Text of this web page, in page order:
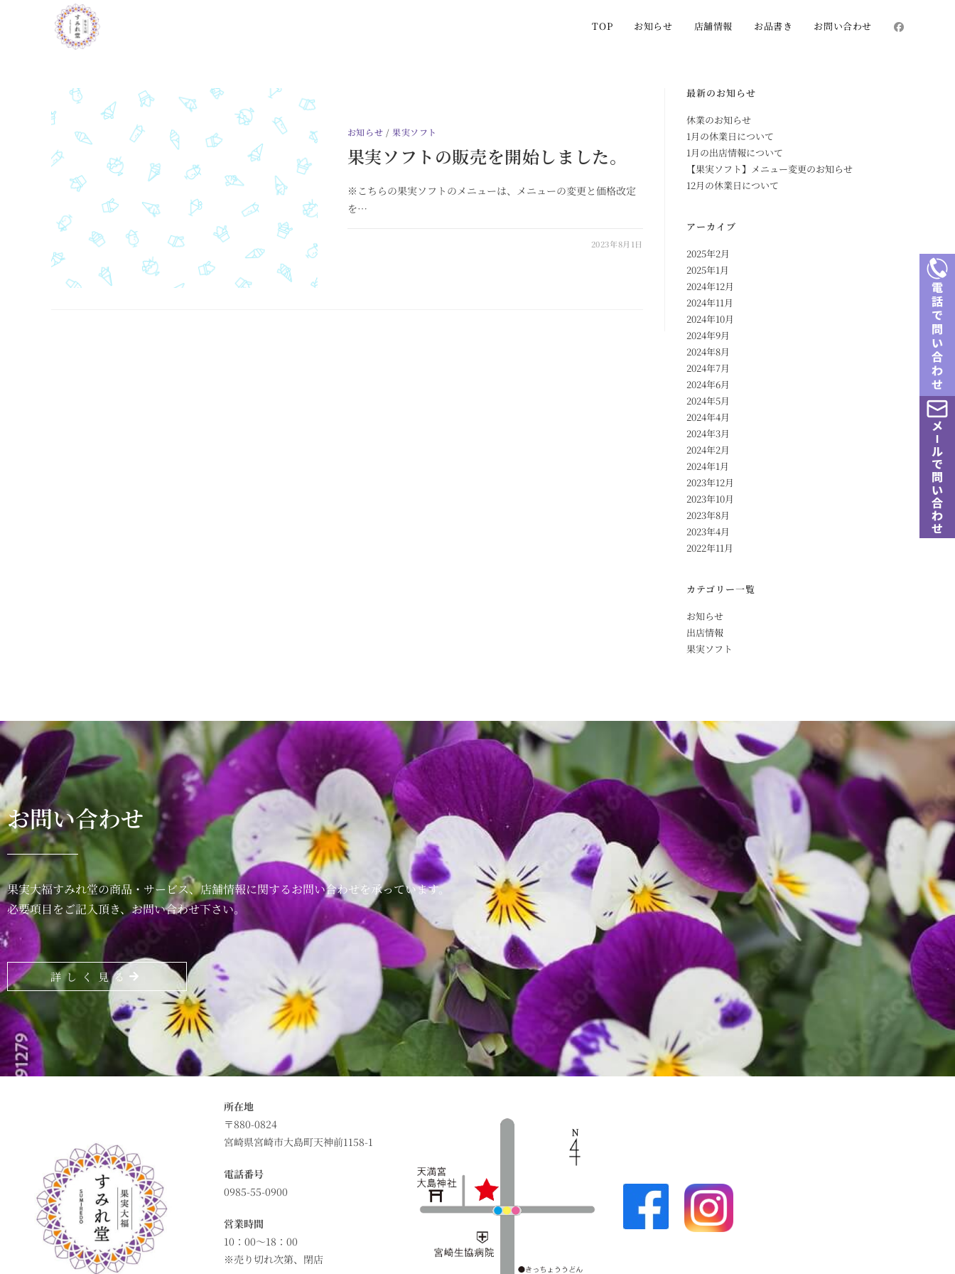
TOP お知らせ 店舗情報 お品書き お問い合わせ
お知らせ /果実ソフト
果実ソフトの販売を開始しました。
※こちらの果実ソフトのメニューは、メニューの変更と価格改定
を…
2023年8月1日
最新のお知らせ
休業のお知らせ
1月の休業日について
1月の出店情報について
【果実ソフト】メニュー変更のお知らせ
12月の休業日について
アーカイブ
2025年2月
2025年1月
2024年12月
2024年11月
2024年10月
2024年9月
2024年8月
2024年7月
2024年6月
2024年5月
2024年4月
2024年3月
2024年2月
2024年1月
2023年12月
2023年10月
2023年8月
2023年4月
2022年11月
カテゴリー一覧
お知らせ
出店情報
果実ソフト
お問い合わせ
果実大福すみれ堂の商品・サービス、店舗情報に関するお問い合わせを承っています。
必要項目をご記入頂き、お問い合わせ下さい。
詳しく見る
所在地
〒880-0824
宮崎県宮崎市大島町天神前1158-1
電話番号
0985-55-0900
営業時間
10：00～18：00
※売り切れ次第、閉店